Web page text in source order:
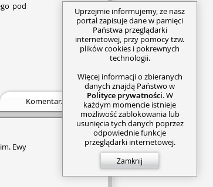
pod
Komentarze (0)
Ewy
Uprzejmie informujemy, że nasz
portal zapisuje dane w pamięci
Państwa przeglądarki
internetowej, przy pomocy tzw.
plików cookies i pokrewnych
technologii.
Więcej informacji o zbieranych
danych znajdą Państwo w
Polityce prywatności. W
każdym momencie istnieje
możliwość zablokowania lub
usunięcia tych danych poprzez
odpowiednie funkcje
przeglądarki internetowej.
Zamknij